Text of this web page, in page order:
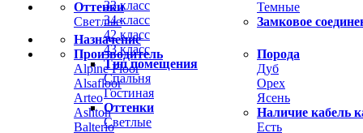
Оттенки
Светлые
Темные
Замковое
Назначение
Производитель
Alpine Floor
Alsafloor
Arteo
Ashton
Balterio
Порода
Дуб
Орех
Ясень
Наличие кабель
Есть
33 класс
34 класс
42 класс
43 класс
Тип помещения
Спальня
Гостиная
Оттенки
Светлые